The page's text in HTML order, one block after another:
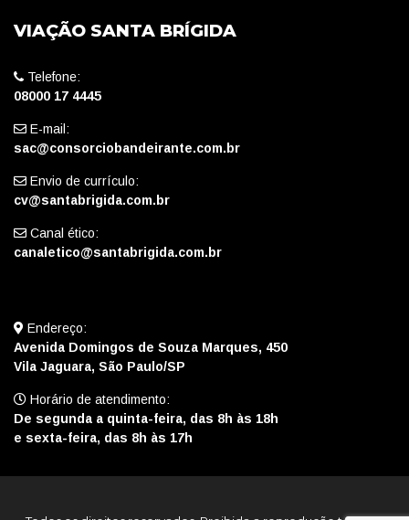
VIAÇÃO SANTA BRÍGIDA
Telefone:
08000 17 4445
E-mail:
sac@consorciobandeirante.com.br
Envio de currículo:
cv@santabrigida.com.br
Canal ético:
canaletico@santabrigida.com.br
Endereço:
Avenida Domingos de Souza Marques, 450
Vila Jaguara, São Paulo/SP
Horário de atendimento:
De segunda a quinta-feira, das 8h às 18h
e sexta-feira, das 8h às 17h